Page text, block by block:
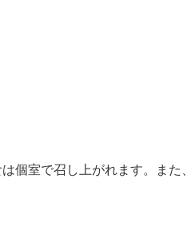
個室で召し上がれます。また